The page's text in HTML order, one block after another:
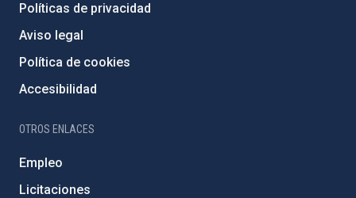
Políticas de privacidad
Aviso legal
Política de cookies
Accesibilidad
OTROS ENLACES
Empleo
Licitaciones